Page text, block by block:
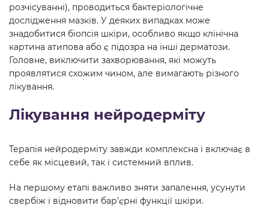
розчісуванні), проводиться бактеріологічне
дослідження мазків. У деяких випадках може
знадобитися біопсія шкіри, особливо якщо клінічна
картина атипова або є підозра на інші дерматози.
Головне, виключити захворювання, які можуть
проявлятися схожим чином, але вимагають різного
лікування.
Лікування нейродерміту
Терапія нейродерміту завжди комплексна і включає в
себе як місцевий, так і системний вплив.
На першому етапі важливо зняти запалення, усунути
свербіж і відновити бар’єрні функції шкіри.